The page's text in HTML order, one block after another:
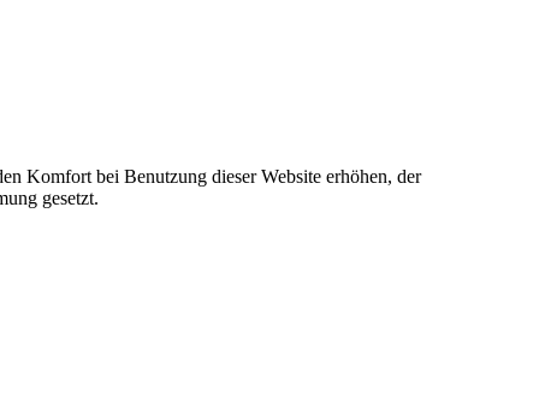
Komfort bei Benutzung dieser Website erhöhen, der
gesetzt.